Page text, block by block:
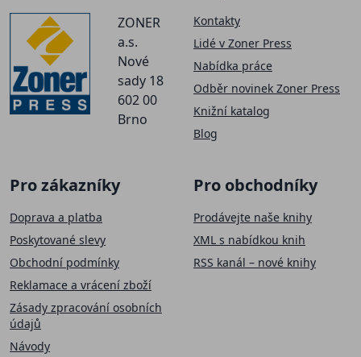
ZONER
a.s.
Nové
sady 18
602 00
Brno
Kontakty
Lidé v Zoner Press
Nabídka práce
Odběr novinek Zoner Press
Knižní katalog
Blog
Pro zákazníky
Doprava a platba
Poskytované slevy
Obchodní podmínky
Reklamace a vrácení zboží
Zásady zpracování osobních
údajů
Návody
Pro obchodníky
Prodávejte naše knihy
XML s nabídkou knih
RSS kanál – nové knihy